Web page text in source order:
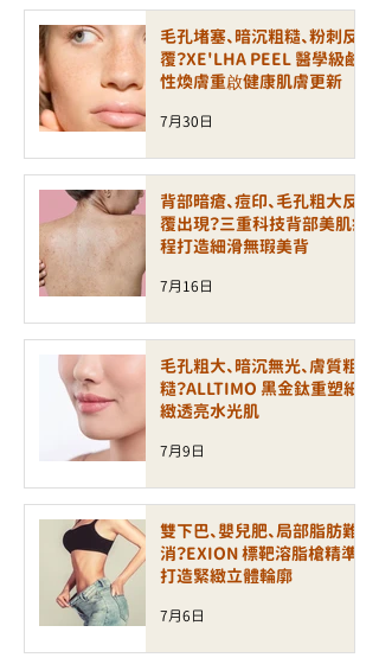
毛孔堵塞、暗沉粗糙、粉刺反
覆？XE'LHA PEEL 醫學級鹼
性煥膚重啟健康肌膚更新
7月30日
背部暗瘡、痘印、毛孔粗大反
覆出現？三重科技背部美肌療
程打造細滑無瑕美背
7月16日
毛孔粗大、暗沉無光、膚質粗
糙？ALLTIMO 黑金鈦重塑細
緻透亮水光肌
7月9日
雙下巴、嬰兒肥、局部脂肪難
消？EXION 標靶溶脂槍精準
打造緊緻立體輪廓
7月6日